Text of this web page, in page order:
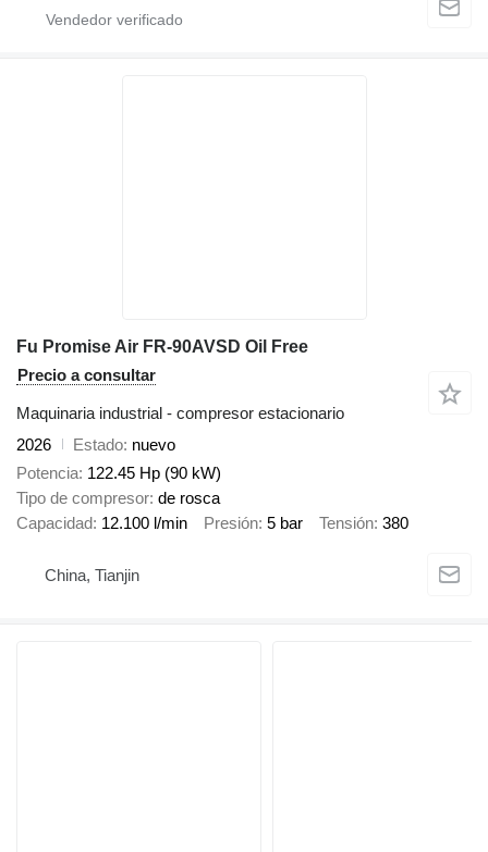
Fu Promise Air FR-90AVSD Oil Free
Precio a consultar
Maquinaria industrial - compresor estacionario
2026
Estado nuevo
Potencia 122.45 Hp (90 kW)
Tipo de compresor de rosca
Capacidad 12.100 l/min Presión 5 bar Tensión 380
China, Tianjin